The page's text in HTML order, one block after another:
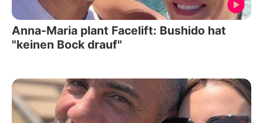
Anna-Maria plant Facelift: Bushido hat
"keinen Bock drauf"